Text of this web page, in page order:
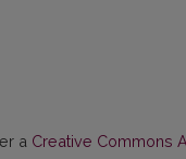
a Creative Commons